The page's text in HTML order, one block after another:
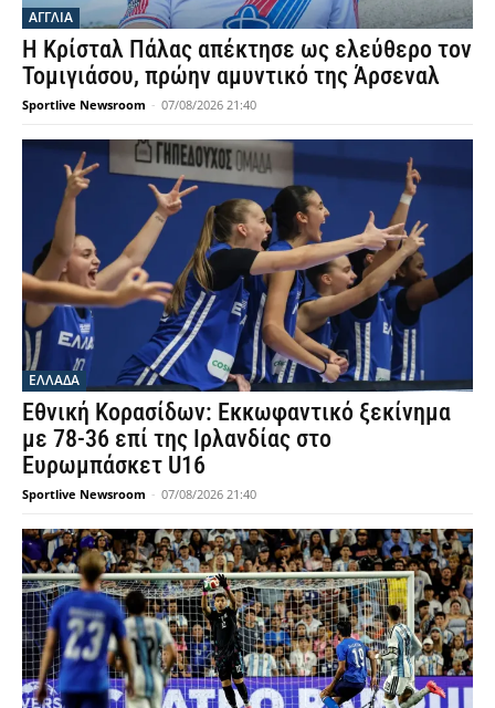
ΑΓΓΛΙΑ
Η Κρίσταλ Πάλας απέκτησε ως ελεύθερο τον
Τομιγιάσου, πρώην αμυντικό της Άρσεναλ
Sportlive Newsroom - 07/08/2026 21:40
ΕΛΛΑΔΑ
Εθνική Κορασίδων: Εκκωφαντικό ξεκίνημα
με 78-36 επί της Ιρλανδίας στο
Ευρωμπάσκετ U16
Sportlive Newsroom - 07/08/2026 21:40